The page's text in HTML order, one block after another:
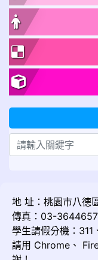
地 址：桃園市八德
傳真：03-3644657
學生請假分機：
請用 Chrome 、